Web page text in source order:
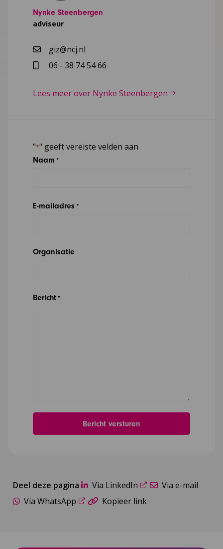
Nynke Steenbergen
adviseur
giz@ncj.nl
06 - 38 74 54 66
Lees meer over Nynke Steenbergen
"*" geeft vereiste velden aan
Naam *
E-mailadres *
Organisatie
Bericht *
Deel deze pagina Via LinkedIn
Via e-mail
Via WhatsApp
Kopieer link